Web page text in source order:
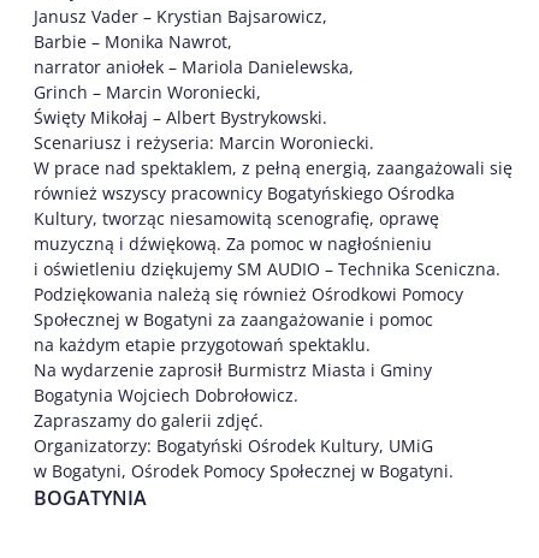
Janusz Vader – Krystian Bajsarowicz,
Barbie – Monika Nawrot,
narrator aniołek – Mariola Danielewska,
Grinch – Marcin Woroniecki,
Święty Mikołaj – Albert Bystrykowski.
Scenariusz i reżyseria: Marcin Woroniecki.
W prace nad spektaklem, z pełną energią, zaangażowali się
również wszyscy pracownicy Bogatyńskiego Ośrodka
Kultury, tworząc niesamowitą scenografię, oprawę
muzyczną i dźwiękową. Za pomoc w nagłośnieniu
i oświetleniu dziękujemy SM AUDIO – Technika Sceniczna.
Podziękowania należą się również Ośrodkowi Pomocy
Społecznej w Bogatyni za zaangażowanie i pomoc
na każdym etapie przygotowań spektaklu.
Na wydarzenie zaprosił Burmistrz Miasta i Gminy
Bogatynia Wojciech Dobrołowicz.
Zapraszamy do galerii zdjęć.
Organizatorzy: Bogatyński Ośrodek Kultury, UMiG
w Bogatyni, Ośrodek Pomocy Społecznej w Bogatyni.
BOGATYNIA